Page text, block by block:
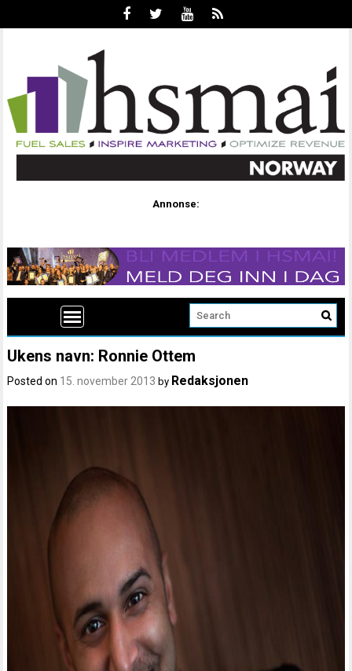
Annonse:
Ukens navn: Ronnie Ottem
Posted on 15. november 2013 by Redaksjonen